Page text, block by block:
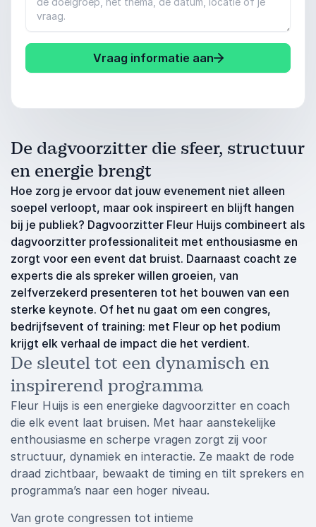
Vraag informatie aan
De dagvoorzitter die sfeer, structuur
en energie brengt
Hoe zorg je ervoor dat jouw evenement niet alleen
soepel verloopt, maar ook inspireert en blijft hangen
bij je publiek? Dagvoorzitter Fleur Huijs combineert als
dagvoorzitter professionaliteit met enthousiasme en
zorgt voor een event dat bruist. Daarnaast coacht ze
experts die als spreker willen groeien, van
zelfverzekerd presenteren tot het bouwen van een
sterke keynote. Of het nu gaat om een congres,
bedrijfsevent of training: met Fleur op het podium
krijgt elk verhaal de impact die het verdient.
De sleutel tot een dynamisch en
inspirerend programma
Fleur Huijs is een energieke dagvoorzitter en coach
die elk event laat bruisen. Met haar aanstekelijke
enthousiasme en scherpe vragen zorgt zij voor
structuur, dynamiek en interactie. Ze maakt de rode
draad zichtbaar, bewaakt de timing en tilt sprekers en
programma’s naar een hoger niveau.
Van grote congressen tot intieme